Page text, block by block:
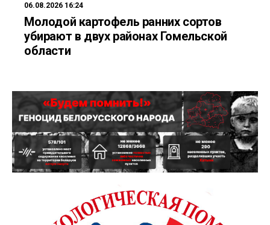
06.08.2026 16:24
Молодой картофель ранних сортов
убирают в двух районах Гомельской
области